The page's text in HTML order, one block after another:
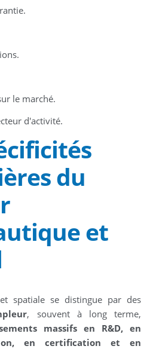
le marché.
d'activité.
du
et
spatiale se distingue par des
, souvent à long terme,
massifs en R&D, en
en certification et en